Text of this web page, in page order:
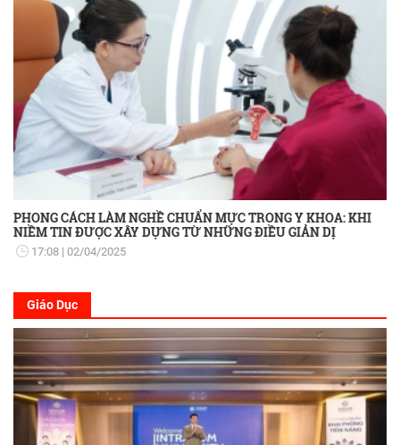
PHONG CÁCH LÀM NGHỀ CHUẨN MỰC TRONG Y KHOA: KHI
NIỀM TIN ĐƯỢC XÂY DỰNG TỪ NHỮNG ĐIỀU GIẢN DỊ
17:08 02/04/2025
Giáo Dục